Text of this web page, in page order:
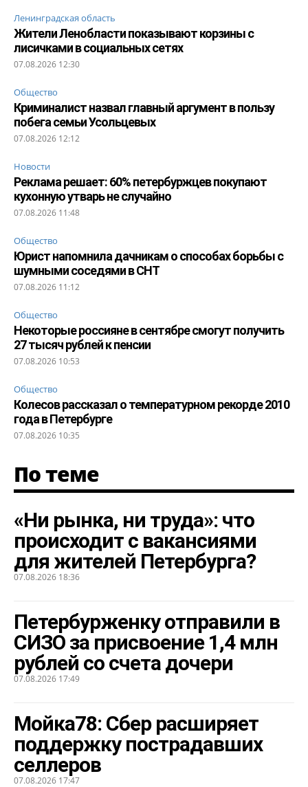
Ленинградская область
Жители Ленобласти показывают корзины с
лисичками в социальных сетях
07.08.2026 12:30
Общество
Криминалист назвал главный аргумент в пользу
побега семьи Усольцевых
07.08.2026 12:12
Новости
Реклама решает: 60% петербуржцев покупают
кухонную утварь не случайно
07.08.2026 11:48
Общество
Юрист напомнила дачникам о способах борьбы с
шумными соседями в СНТ
07.08.2026 11:12
Общество
Некоторые россияне в сентябре смогут получить
27 тысяч рублей к пенсии
07.08.2026 10:53
Общество
Колесов рассказал о температурном рекорде 2010
года в Петербурге
07.08.2026 10:35
По теме
«Ни рынка, ни труда»: что
происходит с вакансиями
для жителей Петербурга?
07.08.2026 18:36
Петербурженку отправили в
СИЗО за присвоение 1,4 млн
рублей со счета дочери
07.08.2026 17:49
Мойка78: Сбер расширяет
поддержку пострадавших
селлеров
07.08.2026 17:47